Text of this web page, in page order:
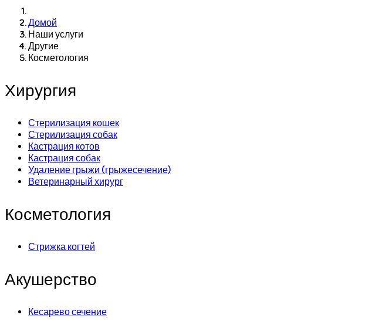
Домой
Наши услуги
Другие
Косметология
Хирургия
Стерилизация кошек
Стерилизация собак
Кастрация котов
Кастрация собак
Удаление грыжи (грыжесечение)
Ветеринарный хирург
Косметология
Стрижка когтей
Акушерство
Кесарево сечение